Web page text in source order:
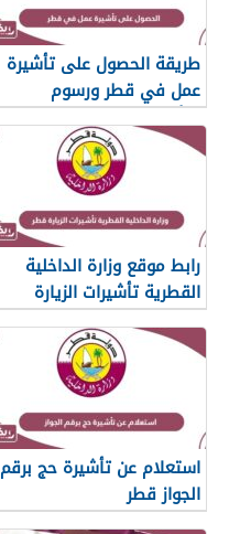
طريقة الحصول على تأشيرة
عمل في قطر ورسوم
التأشيرة
رابط موقع وزارة الداخلية
القطرية تأشيرات الزيارة
قطر
استعلام عن تأشيرة حج برقم
الجواز قطر